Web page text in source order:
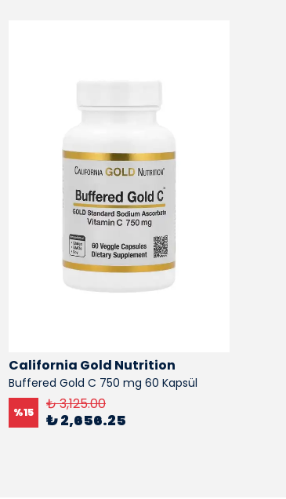
California Gold Nutrition
Buffered Gold C 750 mg 60 Kapsül
%15 ₺ 3,125.00
₺ 2,656.25